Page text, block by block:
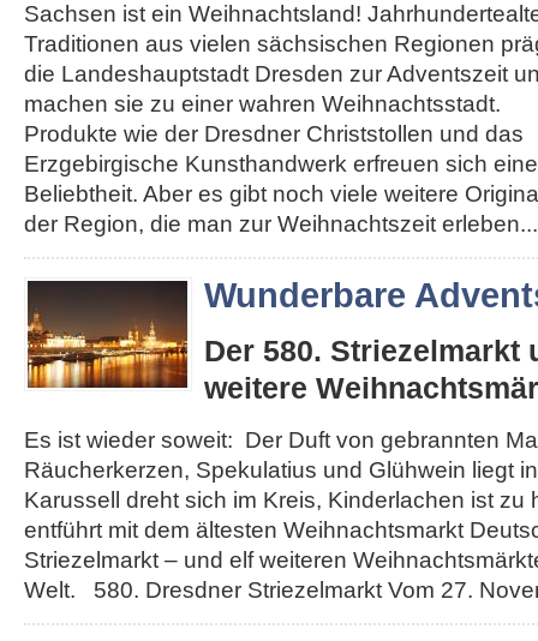
Sachsen ist ein Weihnachtsland!
Traditionen aus vielen sächsischen Regionen
die Landeshauptstadt Dresden zur Adventszeit
machen sie zu einer wahren Weihnachtsstadt.
Produkte wie der Dresdner Christstollen und das
Erzgebirgische Kunsthandwerk erfreuen sich
Beliebtheit. Aber es gibt noch viele weitere
der Region, die man zur Weihnachtszeit
Wunderbare
Der 580. Striezelmarkt
weitere
Es ist wieder soweit: Der Duft von gebrannten
Räucherkerzen, Spekulatius und Glühwein liegt
Karussell dreht sich im Kreis, Kinderlachen ist zu
entführt mit dem ältesten Weihnachtsmarkt
Striezelmarkt – und elf weiteren
Welt. 580. Dresdner Striezelmarkt Vom 27.